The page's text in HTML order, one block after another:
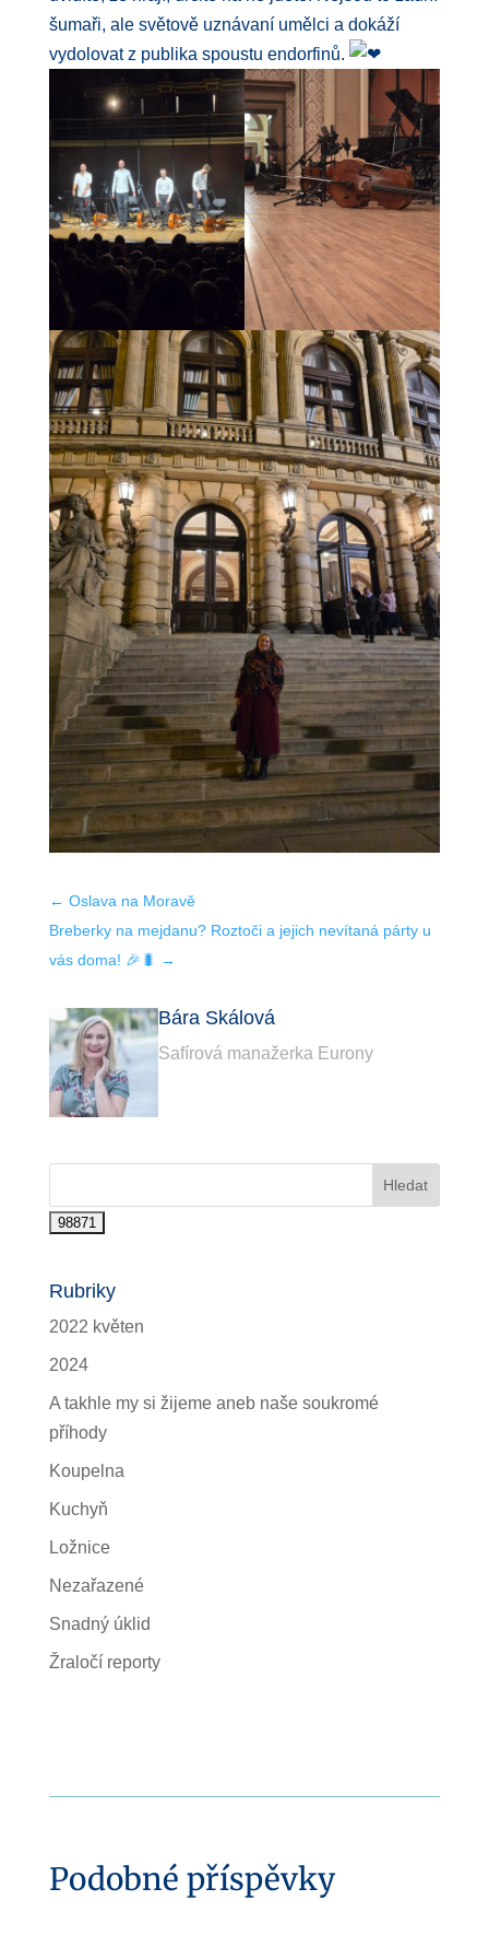
šumaři, ale světově uznávaní umělci a dokáží
vydolovat z publika spoustu endorfinů.
← Oslava na Moravě
Breberky na mejdanu? Roztoči a jejich nevítaná párty u
vás doma! 🎉🐛 →
Bára Skálová
Safírová manažerka Eurony
Rubriky
2022 květen
2024
A takhle my si žijeme aneb naše soukromé
příhody
Koupelna
Kuchyň
Ložnice
Nezařazené
Snadný úklid
Žraločí reporty
Podobné příspěvky